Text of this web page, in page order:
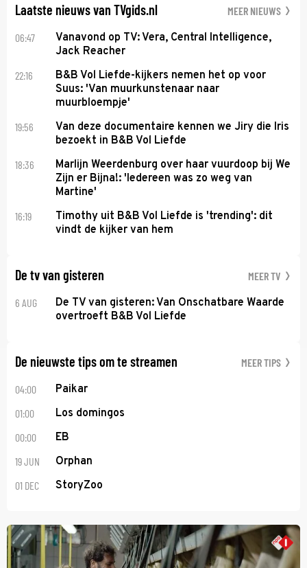
Laatste nieuws van TVgids.nl MEER NIEUWS
06:47
Vanavond op TV: Vera, Central Intelligence,
Jack Reacher
22:16
B&B Vol Liefde-kijkers nemen het op voor
Suus: 'Van muurkunstenaar naar
muurbloempje'
19:56
Van deze documentaire kennen we Jiry die Iris
bezoekt in B&B Vol Liefde
18:36
Marlijn Weerdenburg over haar vuurdoop bij We
Zijn er Bijna!: 'Iedereen was zo weg van
Martine'
16:19
Timothy uit B&B Vol Liefde is 'trending': dit
vindt de kijker van hem
De tv van gisteren MEER TV
6 AUG
De TV van gisteren: Van Onschatbare Waarde
overtroeft B&B Vol Liefde
De nieuwste tips om te streamen MEER TIPS
04:00 Paikar
01:00 Los domingos
00:00 EB
19 JUN Orphan
01 DEC StoryZoo